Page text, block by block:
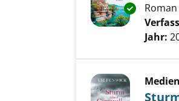
Exemplar-
Roman
Jahr: